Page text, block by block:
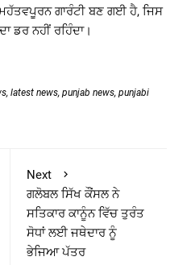
ਗਾਰੰਟੀ ਬਣ ਗਈ ਹੈ, ਜਿਸ
ਡਰ ਨਹੀਂ ਰਹਿੰਦਾ।
, latest news, punjab news, punjabi
Next
ਗਲੋਬਲ ਸਿੱਖ ਕੌਂਸਲ ਨੇ
ਸਤਿਕਾਰ ਕਾਨੂੰਨ ਵਿੱਚ ਤੁਰੰਤ
ਸੋਧਾਂ ਲਈ ਜਥੇਦਾਰ ਨੂੰ
ਭੇਜਿਆ ਪੱਤਰ